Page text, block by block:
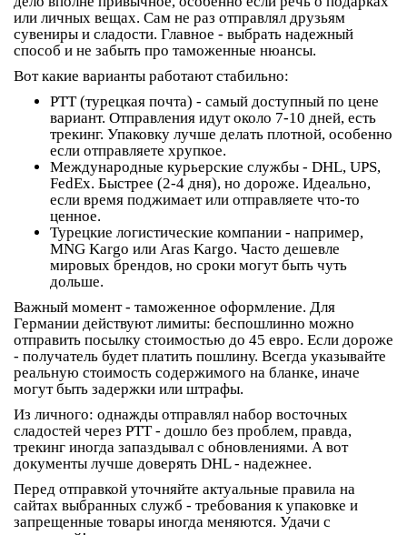
или личных вещах. Сам не раз отправлял друзьям
сувениры и сладости. Главное - выбрать надежный
способ и не забыть про таможенные нюансы.
Вот какие варианты работают стабильно:
PTT (турецкая почта) - самый доступный по цене
вариант. Отправления идут около 7-10 дней, есть
трекинг. Упаковку лучше делать плотной, особенно
если отправляете хрупкое.
Международные курьерские службы - DHL, UPS,
FedEx. Быстрее (2-4 дня), но дороже. Идеально,
если время поджимает или отправляете что-то
ценное.
Турецкие логистические компании - например,
MNG Kargo или Aras Kargo. Часто дешевле
мировых брендов, но сроки могут быть чуть
дольше.
Важный момент - таможенное оформление. Для
Германии действуют лимиты: беспошлинно можно
отправить посылку стоимостью до 45 евро. Если дороже
- получатель будет платить пошлину. Всегда указывайте
реальную стоимость содержимого на бланке, иначе
могут быть задержки или штрафы.
Из личного: однажды отправлял набор восточных
сладостей через PTT - дошло без проблем, правда,
трекинг иногда запаздывал с обновлениями. А вот
документы лучше доверять DHL - надежнее.
Перед отправкой уточняйте актуальные правила на
сайтах выбранных служб - требования к упаковке и
запрещенные товары иногда меняются. Удачи с